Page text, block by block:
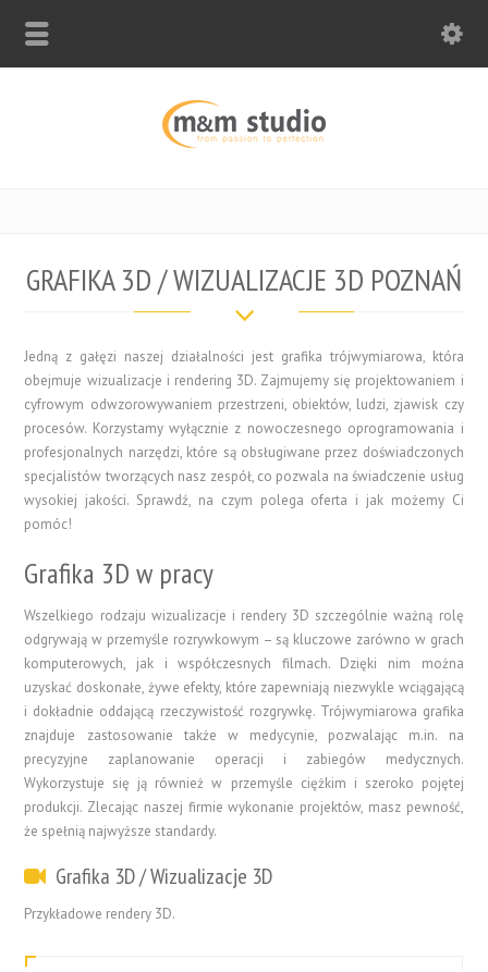
GRAFIKA 3D / WIZUALIZACJE 3D POZNAŃ
Jedną z gałęzi naszej działalności jest grafika trójwymiarowa, która
obejmuje wizualizacje i rendering 3D. Zajmujemy się projektowaniem i
cyfrowym odwzorowywaniem przestrzeni, obiektów, ludzi, zjawisk czy
procesów. Korzystamy wyłącznie z nowoczesnego oprogramowania i
profesjonalnych narzędzi, które są obsługiwane przez doświadczonych
specjalistów tworzących nasz zespół, co pozwala na świadczenie usług
wysokiej jakości. Sprawdź, na czym polega oferta i jak możemy Ci
pomóc!
Grafika 3D w pracy
Wszelkiego rodzaju wizualizacje i rendery 3D szczególnie ważną rolę
odgrywają w przemyśle rozrywkowym – są kluczowe zarówno w grach
komputerowych, jak i współczesnych filmach. Dzięki nim można
uzyskać doskonałe, żywe efekty, które zapewniają niezwykle wciągającą
i dokładnie oddającą rzeczywistość rozgrywkę. Trójwymiarowa grafika
znajduje zastosowanie także w medycynie, pozwalając m.in. na
precyzyjne zaplanowanie operacji i zabiegów medycznych.
Wykorzystuje się ją również w przemyśle ciężkim i szeroko pojętej
produkcji. Zlecając naszej firmie wykonanie projektów, masz pewność,
że spełnią najwyższe standardy.
Grafika 3D / Wizualizacje 3D
Przykładowe rendery 3D.